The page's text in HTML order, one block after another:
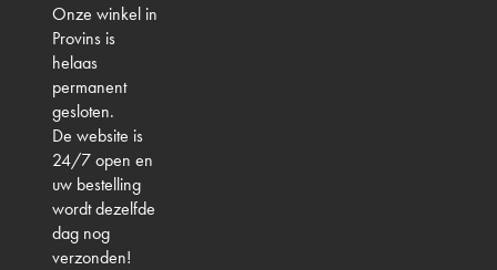
Onze winkel in
Provins is
helaas
permanent
gesloten.
De website is
24/7 open en
uw bestelling
wordt dezelfde
dag nog
verzonden!